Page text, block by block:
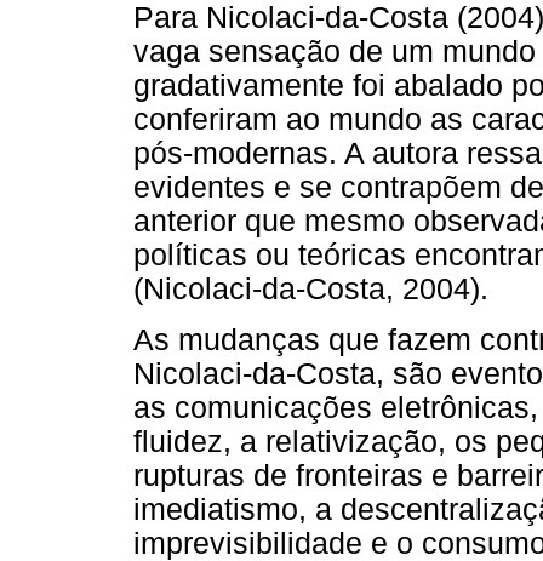
Para Nicolaci-da-Costa
vaga sensação de um
gradativamente foi abalado
conferiram ao mundo as
pós-modernas. A autora
evidentes e se contrapõem
anterior que mesmo
políticas ou teóricas
(Nicolaci-da-Costa, 2004).
As mudanças que fazem
Nicolaci-da-Costa, são
as comunicações
fluidez, a relativização, os
rupturas de fronteiras e
imediatismo, a
imprevisibilidade e o